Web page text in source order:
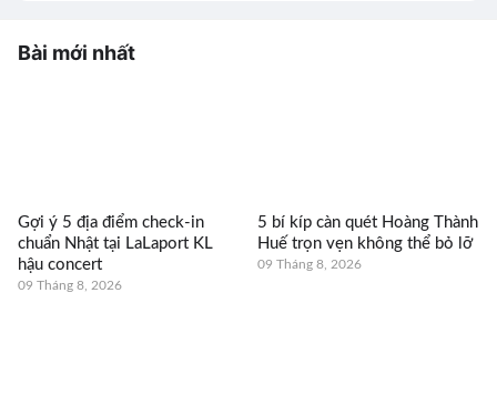
Bài mới nhất
Gợi ý 5 địa điểm check-in
chuẩn Nhật tại LaLaport KL
hậu concert
09 Tháng 8, 2026
5 bí kíp càn quét Hoàng Thành
Huế trọn vẹn không thể bỏ lỡ
09 Tháng 8, 2026